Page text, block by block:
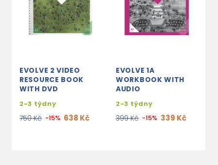
EVOLVE 2 VIDEO
RESOURCE BOOK
WITH DVD
2-3 týdny
750 Kč -15% 638 Kč
EVOLVE 1A
WORKBOOK WITH
AUDIO
2-3 týdny
399 Kč -15% 339 Kč